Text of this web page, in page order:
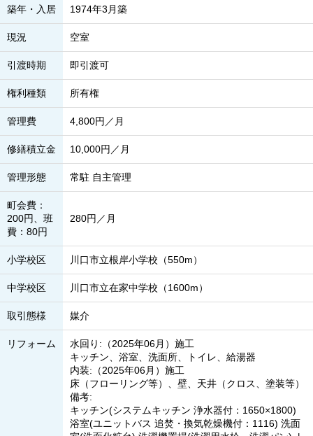
築年・入居 1974年3月築
現況 空室
引渡時期 即引渡可
権利種類 所有権
管理費 4,800円／月
修繕積立金 10,000円／月
管理形態 常駐 自主管理
町会費：
200円、班
費：80円
280円／月
小学校区 川口市立根岸小学校（550m）
中学校区 川口市立在家中学校（1600m）
取引態様 媒介
リフォーム
水回り:（2025年06月）施工
キッチン、浴室、洗面所、トイレ、給湯器
内装:（2025年06月）施工
床（フローリング等）、壁、天井（クロス、塗装等）
備考:
キッチン(システムキッチン 浄水器付：1650×1800)
浴室(ユニットバス 追焚・換気乾燥機付：1116) 洗面